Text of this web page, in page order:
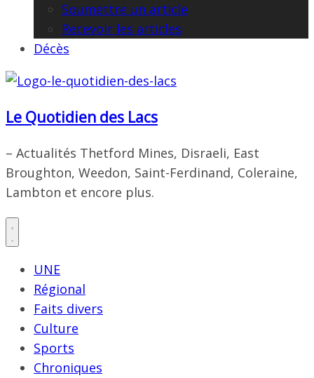
Soumettre un article
Recevoir les articles
Décès
Le Quotidien des Lacs
– Actualités Thetford Mines, Disraeli, East
Broughton, Weedon, Saint-Ferdinand, Coleraine,
Lambton et encore plus.
UNE
Régional
Faits divers
Culture
Sports
Chroniques